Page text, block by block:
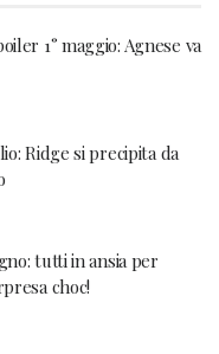
1° maggio: Agnese va
Ridge si precipita da
tutti in ansia per
choc!